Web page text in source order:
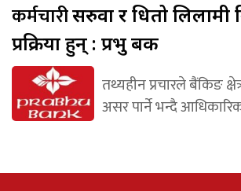
कर्मचारीसरुवा र धितो लिलामी
प्रक्रिया हुन् : प्रभु बैंक
तथ्यहीन प्रचारले बैंकिङ
असर पार्ने भन्दै